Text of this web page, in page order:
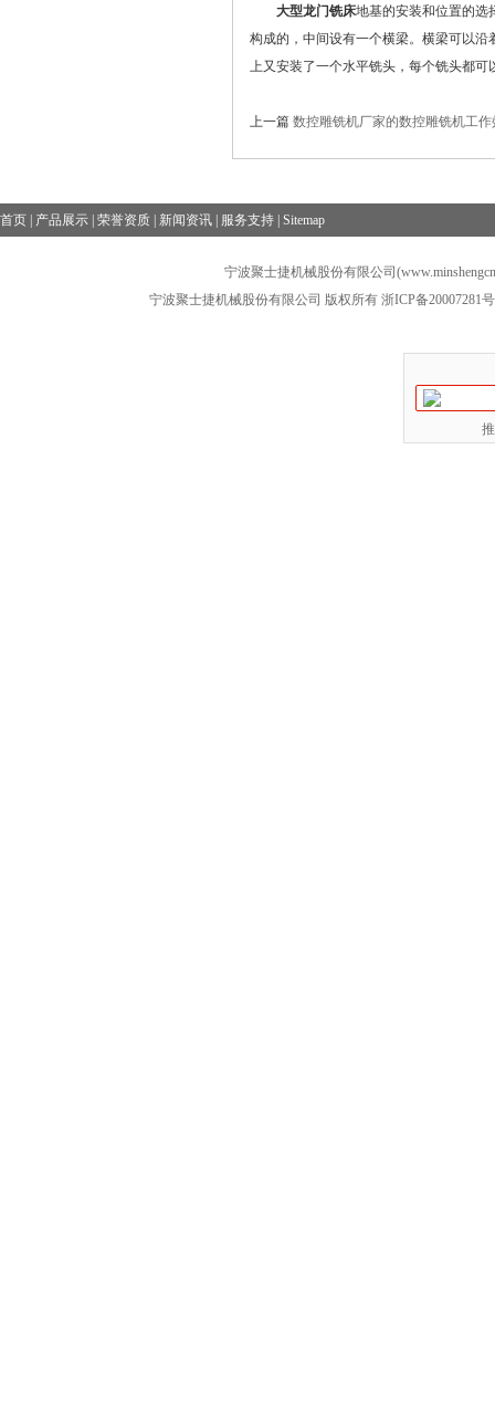
大型龙门铣床地基的安装和位置的选
构成的，中间设有一个横梁。横梁可以
上又安装了一个水平铣头，每个铣头都可
上一篇 数控雕铣机厂家的数控雕铣机工
首页 产品展示 荣誉资质 新闻资讯 服务支持 Sitemap
宁波聚士捷机械股份有限公司
宁波聚士捷机械股份有限公司 版权所有 浙ICP备20007281